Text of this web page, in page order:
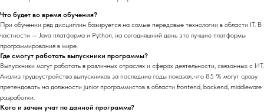
Что будет во время обучения?
При обучении ряд дисциплин базируется на самые передовые технологии в области IT. В
частности — Java платформа и Python, на сегодняшний день это лучшие платформы
программирования в мире.
Где смогут работать выпускники программы?
Выпускники могут работать в различных отраслях и сферах деятельности, связанных с ИТ.
Анализ трудоустройства выпускников за последние годы показал, что 85 % могут сразу
претендовать на должности junior программистов в области frontend, backend, middleware
разработки.
Кого и зачем учат по данной программе?